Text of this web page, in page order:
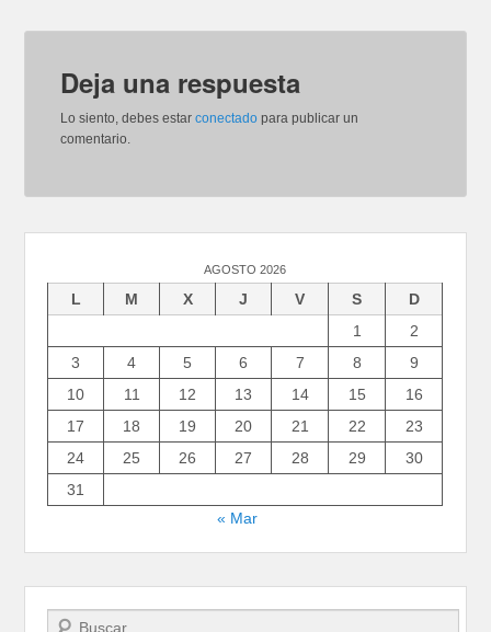
Deja una respuesta
Lo siento, debes estarconectado para publicar un
comentario.
AGOSTO 2026
L M X J V S
D
1
2
3
4 5 6 7 8
9
10
11 12 13 14 15
16
17
18 19 20 21 22
23
24
25 26 27 28 29
30
31
« Mar
Buscar